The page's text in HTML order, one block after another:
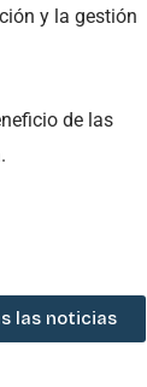
y la gestión
de las
las noticias